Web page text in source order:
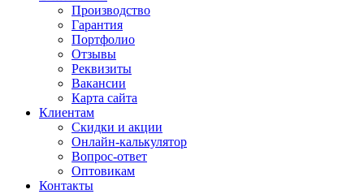
Производство
Гарантия
Портфолио
Отзывы
Реквизиты
Вакансии
Карта сайта
Клиентам
Скидки и акции
Онлайн-калькулятор
Вопрос-ответ
Оптовикам
Контакты